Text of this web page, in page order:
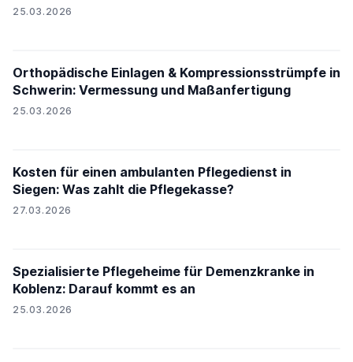
25.03.2026
Orthopädische Einlagen & Kompressionsstrümpfe in
Schwerin: Vermessung und Maßanfertigung
25.03.2026
Kosten für einen ambulanten Pflegedienst in
Siegen: Was zahlt die Pflegekasse?
27.03.2026
Spezialisierte Pflegeheime für Demenzkranke in
Koblenz: Darauf kommt es an
25.03.2026